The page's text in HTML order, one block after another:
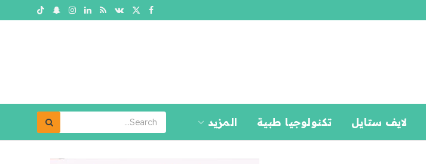
لايف ستايل تكنولوجيا طبية المزيد